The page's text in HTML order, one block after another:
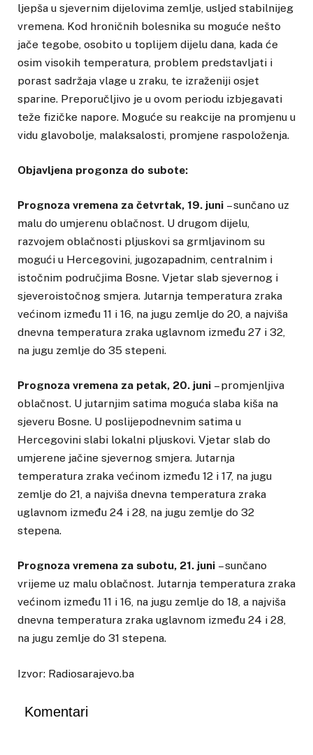
ljepša u sjevernim dijelovima zemlje, usljed stabilnijeg
vremena. Kod hroničnih bolesnika su moguće nešto
jače tegobe, osobito u toplijem dijelu dana, kada će
osim visokih temperatura, problem predstavljati i
porast sadržaja vlage u zraku, te izraženiji osjet
sparine. Preporučljivo je u ovom periodu izbjegavati
teže fizičke napore. Moguće su reakcije na promjenu u
vidu glavobolje, malaksalosti, promjene raspoloženja.
Objavljena progonza do subote:
Prognoza vremena za četvrtak, 19. juni – sunčano uz
malu do umjerenu oblačnost. U drugom dijelu,
razvojem oblačnosti pljuskovi sa grmljavinom su
mogući u Hercegovini, jugozapadnim, centralnim i
istočnim područjima Bosne. Vjetar slab sjevernog i
sjeveroistočnog smjera. Jutarnja temperatura zraka
većinom između 11 i 16, na jugu zemlje do 20, a najviša
dnevna temperatura zraka uglavnom između 27 i 32,
na jugu zemlje do 35 stepeni.
Prognoza vremena za petak, 20. juni – promjenljiva
oblačnost. U jutarnjim satima moguća slaba kiša na
sjeveru Bosne. U poslijepodnevnim satima u
Hercegovini slabi lokalni pljuskovi. Vjetar slab do
umjerene jačine sjevernog smjera. Jutarnja
temperatura zraka većinom između 12 i 17, na jugu
zemlje do 21, a najviša dnevna temperatura zraka
uglavnom između 24 i 28, na jugu zemlje do 32
stepena.
Prognoza vremena za subotu, 21. juni – sunčano
vrijeme uz malu oblačnost. Jutarnja temperatura zraka
većinom između 11 i 16, na jugu zemlje do 18, a najviša
dnevna temperatura zraka uglavnom između 24 i 28,
na jugu zemlje do 31 stepena.
Izvor: Radiosarajevo.ba
Komentari